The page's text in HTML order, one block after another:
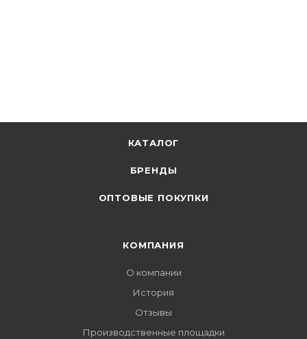
КАТАЛОГ
БРЕНДЫ
ОПТОВЫЕ ПОКУПКИ
КОМПАНИЯ
О компании
История
Отзывы
Производственные площадки